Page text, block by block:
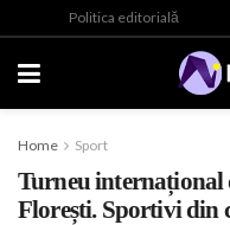
Politica editorială
Home Sport
Turneu internațional
Florești. Sportivi din